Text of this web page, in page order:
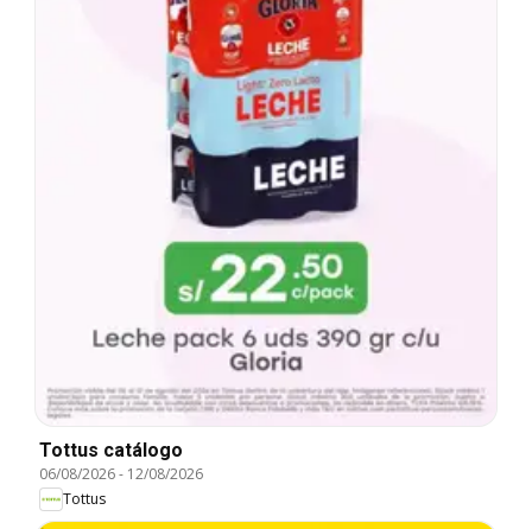
Tottus catálogo
06/08/2026- 12/08/2026
Tottus